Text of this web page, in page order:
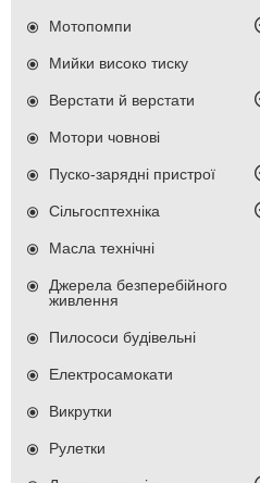
Мотопомпи
Мийки високо тиску
Верстати й верстати
Мотори човнові
Пуско-зарядні пристрої
Сільгосптехніка
Масла технічні
Джерела безперебійного
живлення
Пилососи будівельні
Електросамокати
Викрутки
Рулетки